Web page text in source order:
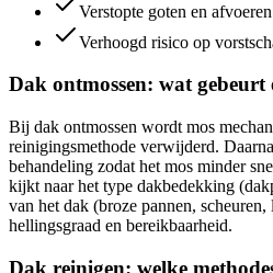
Verstopte goten en afvoeren
Verhoogd risico op
Dak ontmossen: wat gebeurt
Bij dak ontmossen wordt mos
reinigingsmethode verwijderd.
behandeling zodat het mos minder
kijkt naar het type dakbedekking
van het dak (broze pannen, scheuren,
hellingsgraad en bereikbaarheid.
Dak reinigen: welke